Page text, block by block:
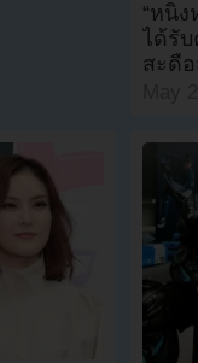
“หนิง
ได้รั
สะดื